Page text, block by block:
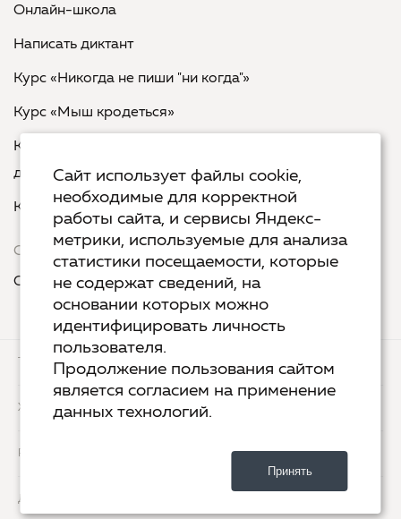
Онлайн-школа
Написать диктант
Курс «Никогда не пиши "ни когда"»
Курс «Мыш кродеться»
Курс «Русская пунктуация: болевые точки... и
двоеточия»
Курс «Я пишу - мне отвечают»
Сервисы
Организовать акцию в своем городе
ТЕХ.ПОДДЕРЖКА
ХОСТИНГ YANDEX CLOUD
РАЗРАБОТКА
ДИЗАЙН
Сайт использует файлы cookie,
необходимые для корректной
работы сайта, и сервисы Яндекс-
метрики, используемые для анализа
статистики посещаемости, которые
не содержат сведений, на
основании которых можно
идентифицировать личность
пользователя.
Продолжение пользования сайтом
является согласием на применение
данных технологий.
Принять